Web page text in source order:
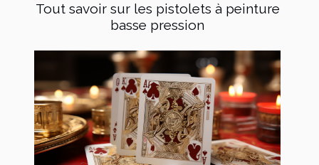
Tout savoir sur les pistolets à peinture
basse pression